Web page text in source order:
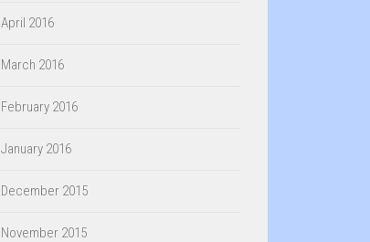
April 2016
March 2016
February 2016
January 2016
December 2015
November 2015